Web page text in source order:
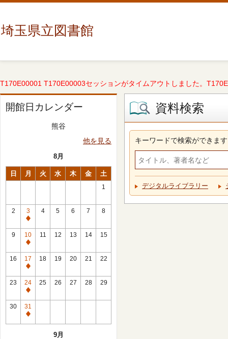
埼玉県立図書館
T170E00001 T170E00003セッションがタイムアウトしました。
開館日カレンダー
熊谷
他を見る
8月
日 月 火 水 木 金 土
1
2
3
休
館
日
4 5 6 7 8
9
10
休
館
日
11 12 13 14 15
16
17
休
館
日
18 19 20 21 22
23
24
休
館
日
25 26 27 28 29
30
31
休
9月
資料検索
キーワードで検索ができます
デジタルライブラリー